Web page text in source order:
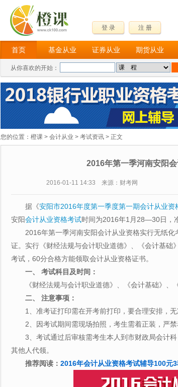
登 录 注 册
首页 基金从业 证券从业 期货从业
从你喜欢的开始：
您的位置： 橙课 > 会计从业 > 考试资讯 > 正文
2016年第一季河南安阳
2016-01-11 14:33 来源：财考网
据《安阳市2016年度第一季度第一期会计从业资
安阳会计从业资格考试时间为2016年1月28—30日，
2016年第一季河南安阳会计从业资格实行无纸
证。实行《财经法规与会计职业道德》、《会计基础
考试，60分合格方能领取会计从业资格证书。
一、 考试科目及时间：
《财经法规与会计职业道德》、《会计基础》、
二、 注意事项：
1、准考证打印需在开考前打印，要合理安排，无
2、因考试期间需现场拍照，考生需着正装，严
3、考试通过后审核需考生本人到市财政局会计
其他人代领。
推荐阅读： 2016年会计从业资格考试辅导100元